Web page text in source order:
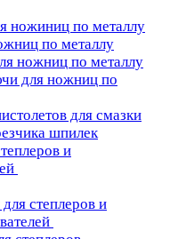
ножиниц по металлу
по металлу
ножниц по металлу
для ножниц по
для смазки
шпилек
и
степлеров и